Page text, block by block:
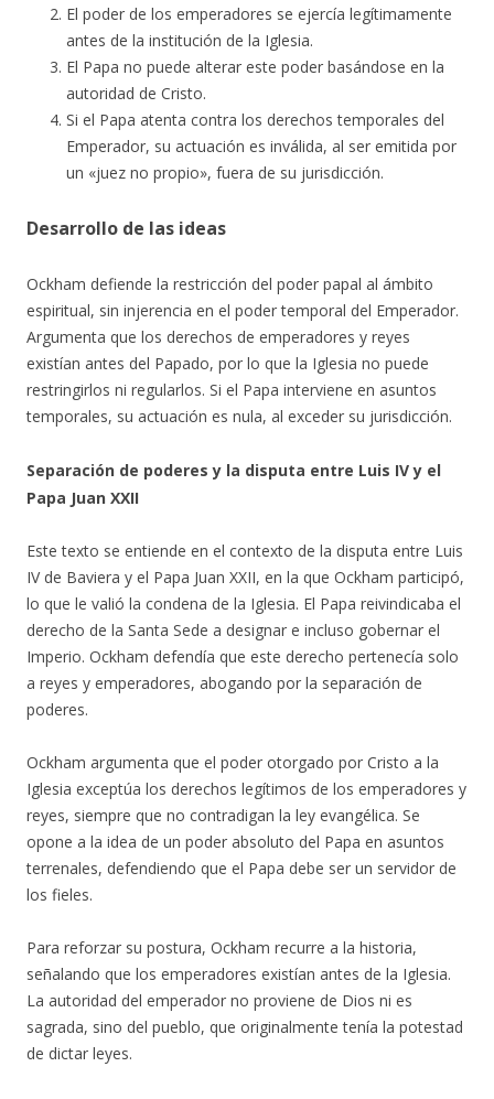
El poder de los emperadores se ejercía legítimamente
antes de la institución de la Iglesia.
El Papa no puede alterar este poder basándose en la
autoridad de Cristo.
Si el Papa atenta contra los derechos temporales del
Emperador, su actuación es inválida, al ser emitida por
un «juez no propio», fuera de su jurisdicción.
Desarrollo de las ideas
Ockham defiende la restricción del poder papal al ámbito
espiritual, sin injerencia en el poder temporal del Emperador.
Argumenta que los derechos de emperadores y reyes
existían antes del Papado, por lo que la Iglesia no puede
restringirlos ni regularlos. Si el Papa interviene en asuntos
temporales, su actuación es nula, al exceder su jurisdicción.
Separación de poderes y la disputa entre Luis IV y el
Papa Juan XXII
Este texto se entiende en el contexto de la disputa entre Luis
IV de Baviera y el Papa Juan XXII, en la que Ockham participó,
lo que le valió la condena de la Iglesia. El Papa reivindicaba el
derecho de la Santa Sede a designar e incluso gobernar el
Imperio. Ockham defendía que este derecho pertenecía solo
a reyes y emperadores, abogando por la separación de
poderes.
Ockham argumenta que el poder otorgado por Cristo a la
Iglesia exceptúa los derechos legítimos de los emperadores y
reyes, siempre que no contradigan la ley evangélica. Se
opone a la idea de un poder absoluto del Papa en asuntos
terrenales, defendiendo que el Papa debe ser un servidor de
los fieles.
Para reforzar su postura, Ockham recurre a la historia,
señalando que los emperadores existían antes de la Iglesia.
La autoridad del emperador no proviene de Dios ni es
sagrada, sino del pueblo, que originalmente tenía la potestad
de dictar leyes.